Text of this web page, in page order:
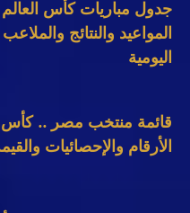
المواعيد والنتائج
اليومية
الأرقام والإحصائيات